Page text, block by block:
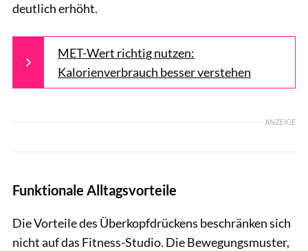
deutlich erhöht.
MET-Wert richtig nutzen:
Kalorienverbrauch besser verstehen
ANZEIGE
Funktionale Alltagsvorteile
Die Vorteile des Überkopfdrückens beschränken sich
nicht auf das Fitness-Studio. Die Bewegungsmuster,